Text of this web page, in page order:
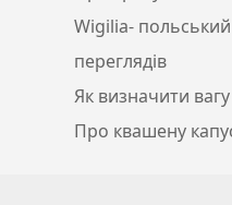
Wigilia- польський
переглядів
Як визначити вагу
Про квашену